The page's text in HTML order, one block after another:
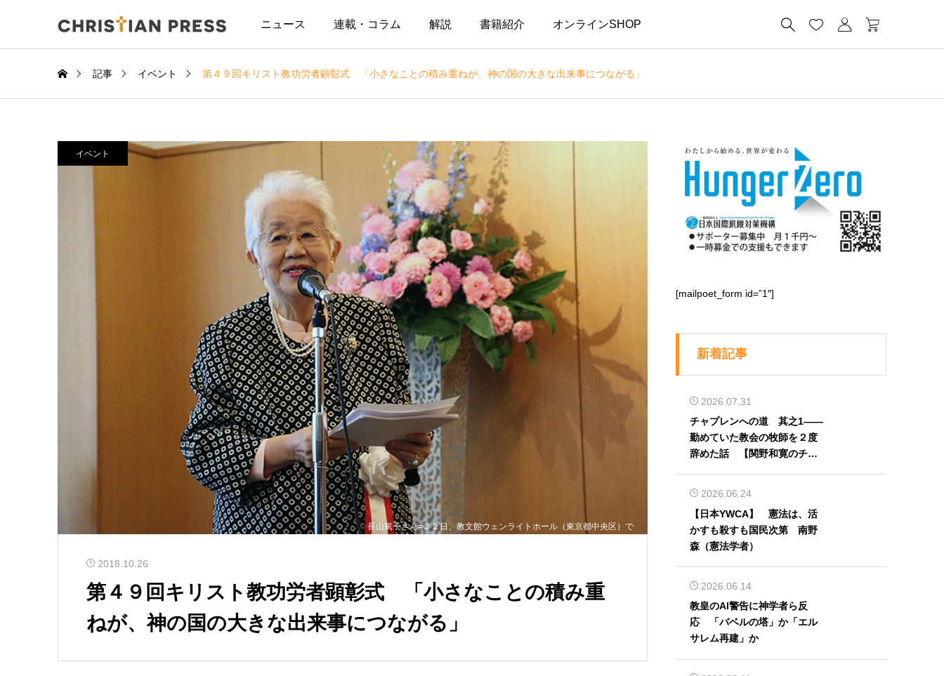
ニュース 連載・コラム 解説 書籍紹介 オンラインSHOP    
記事 イベント 第４９回キリスト教功労者顕彰式 「小さなことの積み重ねが、神の国の大きな出来事につながる」
長山篤子さん=２２日、教文館ウェンライトホール（東京都中央区）で
イベント
2018.10.26
第４９回キリスト教功労者顕彰式 「小さなことの積み重
ねが、神の国の大きな出来事につながる」
[mailpoet_form id=”1″]
新着記事
2026.07.31
チャプレンへの道 其之1――
勤めていた教会の牧師を２度
辞めた話 【関野和寛のチャ
2026.06.24
【日本YWCA】 憲法は、活
かすも殺すも国民次第 南野
森（憲法学者）
2026.06.14
教皇のAI警告に神学者ら反
応 「バベルの塔」か「エル
サレム再建」か